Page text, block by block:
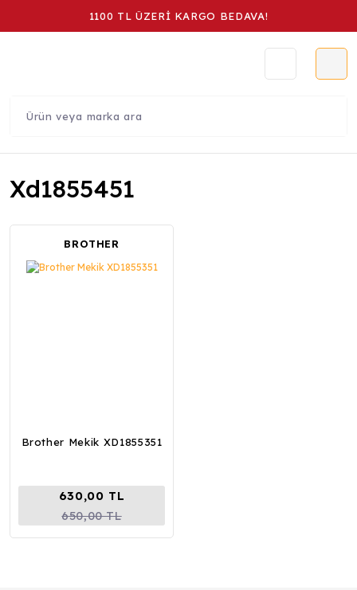
1100 TL ÜZERİ KARGO BEDAVA!
Xd1855451
BROTHER
Brother Mekik XD1855351
630,00 TL
650,00 TL